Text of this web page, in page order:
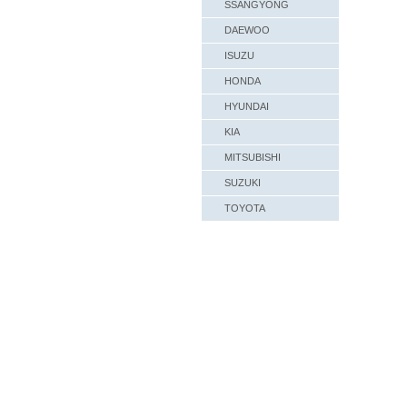
SSANGYONG
DAEWOO
ISUZU
HONDA
HYUNDAI
KIA
MITSUBISHI
SUZUKI
TOYOTA